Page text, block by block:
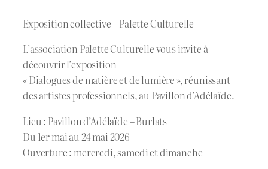
Exposition collective – Palette Culturelle
L’association Palette Culturelle vous invite à
découvrir l’exposition
« Dialogues de matière et de lumière », réunissant
des artistes professionnels, au Pavillon d’Adélaïde.
Lieu : Pavillon d’Adélaïde – Burlats
Du 1er mai au 24 mai 2026
Ouverture : mercredi, samedi et dimanche